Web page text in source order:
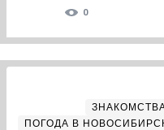
0
ПОГОДА В